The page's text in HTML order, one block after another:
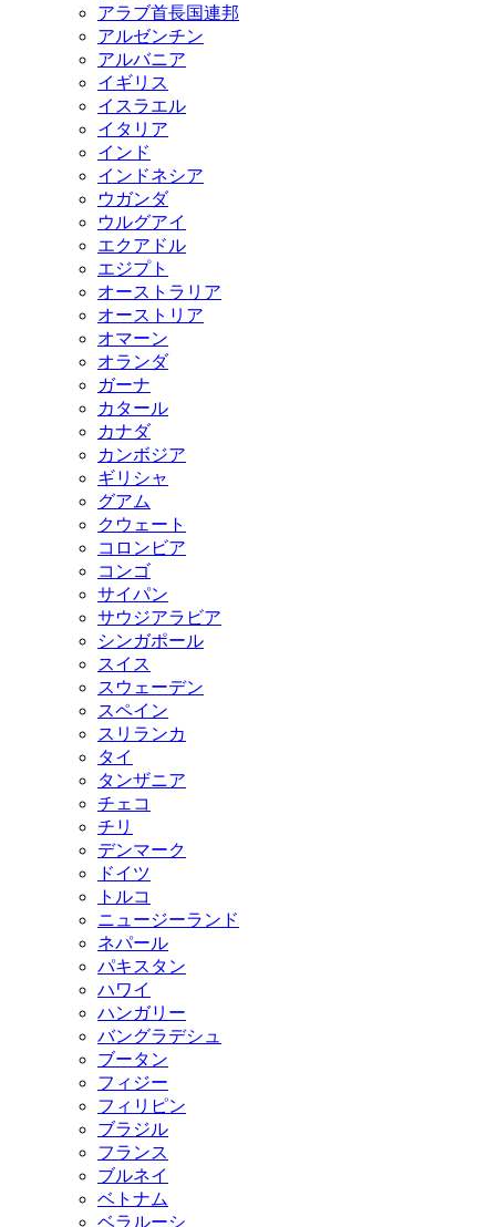
アラブ首長国連邦
アルゼンチン
アルバニア
イギリス
イスラエル
イタリア
インド
インドネシア
ウガンダ
ウルグアイ
エクアドル
エジプト
オーストラリア
オーストリア
オマーン
オランダ
ガーナ
カタール
カナダ
カンボジア
ギリシャ
グアム
クウェート
コロンビア
コンゴ
サイパン
サウジアラビア
シンガポール
スイス
スウェーデン
スペイン
スリランカ
タイ
タンザニア
チェコ
チリ
デンマーク
ドイツ
トルコ
ニュージーランド
ネパール
パキスタン
ハワイ
ハンガリー
バングラデシュ
ブータン
フィジー
フィリピン
ブラジル
フランス
ブルネイ
ベトナム
ベラルーシ